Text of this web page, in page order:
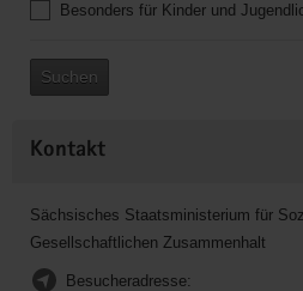
Besonders für Kinder und
Suchen
Kontakt
Sächsisches Staatsministerium für
Gesellschaftlichen Zusammenhalt
Besucheradresse: